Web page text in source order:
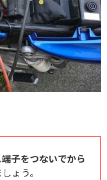
子をつないでから
ょう。